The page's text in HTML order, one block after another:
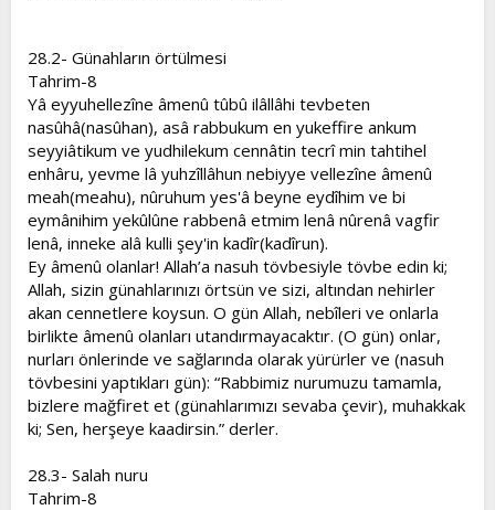
28.2- Günahların örtülmesi
Tahrim-8
Yâ eyyuhellezîne âmenû tûbû ilâllâhi tevbeten
nasûhâ(nasûhan), asâ rabbukum en yukeffire ankum
seyyiâtikum ve yudhilekum cennâtin tecrî min tahtihel
enhâru, yevme lâ yuhzîllâhun nebiyye vellezîne âmenû
meah(meahu), nûruhum yes'â beyne eydîhim ve bi
eymânihim yekûlûne rabbenâ etmim lenâ nûrenâ vagfir
lenâ, inneke alâ kulli şey'in kadîr(kadîrun).
Ey âmenû olanlar! Allah’a nasuh tövbesiyle tövbe edin ki;
Allah, sizin günahlarınızı örtsün ve sizi, altından nehirler
akan cennetlere koysun. O gün Allah, nebîleri ve onlarla
birlikte âmenû olanları utandırmayacaktır. (O gün) onlar,
nurları önlerinde ve sağlarında olarak yürürler ve (nasuh
tövbesini yaptıkları gün): “Rabbimiz nurumuzu tamamla,
bizlere mağfiret et (günahlarımızı sevaba çevir), muhakkak
ki; Sen, herşeye kaadirsin.” derler.
28.3- Salah nuru
Tahrim-8